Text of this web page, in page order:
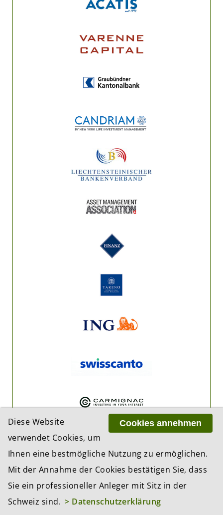
Cookies annehmen
Diese Website
verwendet Cookies, um
Ihnen eine bestmögliche Nutzung zu ermöglichen.
Mit der Annahme der Cookies bestätigen Sie, dass
Sie ein professioneller Anleger mit Sitz in der
Schweiz sind. > Datenschutzerklärung